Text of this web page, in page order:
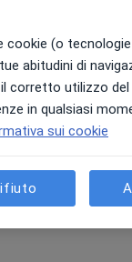
Ven,
7 Ago
Sab,
8 Ago
(o
abitudini di
corretto utilizzo
in qualsiasi
sui cookie